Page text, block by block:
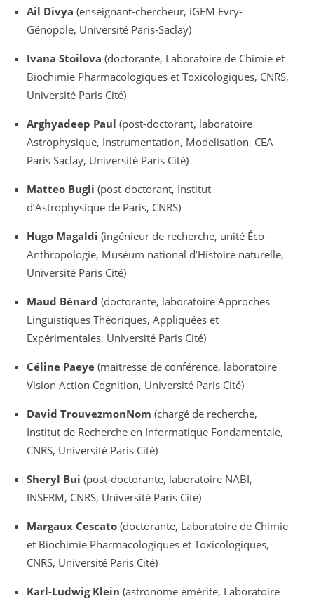
Ail Divya (enseignant-chercheur, iGEM Evry-
Génopole, Université Paris-Saclay)
Ivana Stoilova (doctorante, Laboratoire de Chimie et
Biochimie Pharmacologiques et Toxicologiques, CNRS,
Université Paris Cité)
Arghyadeep Paul (post-doctorant, laboratoire
Astrophysique, Instrumentation, Modelisation, CEA
Paris Saclay, Université Paris Cité)
Matteo Bugli (post-doctorant, Institut
d’Astrophysique de Paris, CNRS)
Hugo Magaldi (ingénieur de recherche, unité Éco-
Anthropologie, Muséum national d’Histoire naturelle,
Université Paris Cité)
Maud Bénard (doctorante, laboratoire Approches
Linguistiques Théoriques, Appliquées et
Expérimentales, Université Paris Cité)
Céline Paeye(maitresse de conférence, laboratoire
Vision Action Cognition, Université Paris Cité)
David TrouvezmonNom (chargé de recherche,
Institut de Recherche en Informatique Fondamentale,
CNRS, Université Paris Cité)
Sheryl Bui (post-doctorante, laboratoire NABI,
INSERM, CNRS, Université Paris Cité)
Margaux Cescato(doctorante, Laboratoire de Chimie
et Biochimie Pharmacologiques et Toxicologiques,
CNRS, Université Paris Cité)
Karl-Ludwig Klein (astronome émérite, Laboratoire